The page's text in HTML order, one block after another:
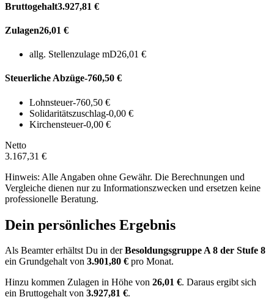
Bruttogehalt3.927,81 €
Zulagen26,01 €
allg. Stellenzulage mD26,01 €
Steuerliche Abzüge-760,50 €
Lohnsteuer-760,50 €
Solidaritätszuschlag-0,00 €
Kirchensteuer-0,00 €
Netto
3.167,31 €
Hinweis: Alle Angaben ohne Gewähr. Die Berechnungen und
Vergleiche dienen nur zu Informationszwecken und ersetzen keine
professionelle Beratung.
Dein persönliches Ergebnis
Als Beamter erhältst Du in derBesoldungsgruppeA 8 der Stufe 8
ein Grundgehalt von 3.901,80 € pro Monat.
Hinzu kommen Zulagen in Höhe von 26,01 €. Daraus ergibt sich
ein Bruttogehalt von 3.927,81 €.